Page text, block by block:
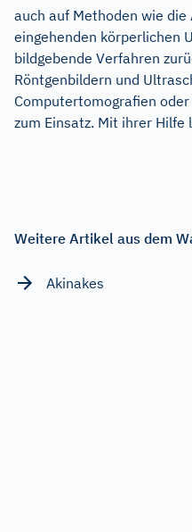
auch auf Methoden wie
eingehenden körperlichen
bildgebende Verfahren
Röntgenbildern und
Computertomografien
zum Einsatz. Mit ihrer Hilfe
Weitere Artikel aus dem
Akinakes